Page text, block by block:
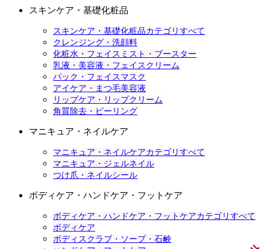
スキンケア・基礎化粧品
スキンケア・基礎化粧品カテゴリすべて
クレンジング・洗顔料
化粧水・フェイスミスト・ブースター
乳液・美容液・フェイスクリーム
パック・フェイスマスク
アイケア・まつ毛美容液
リップケア・リップクリーム
角質除去・ピーリング
マニキュア・ネイルケア
マニキュア・ネイルケアカテゴリすべて
マニキュア・ジェルネイル
つけ爪・ネイルシール
ボディケア・ハンドケア・フットケア
ボディケア・ハンドケア・フットケアカテゴリすべて
ボディケア
ボディスクラブ・ソープ・石鹸